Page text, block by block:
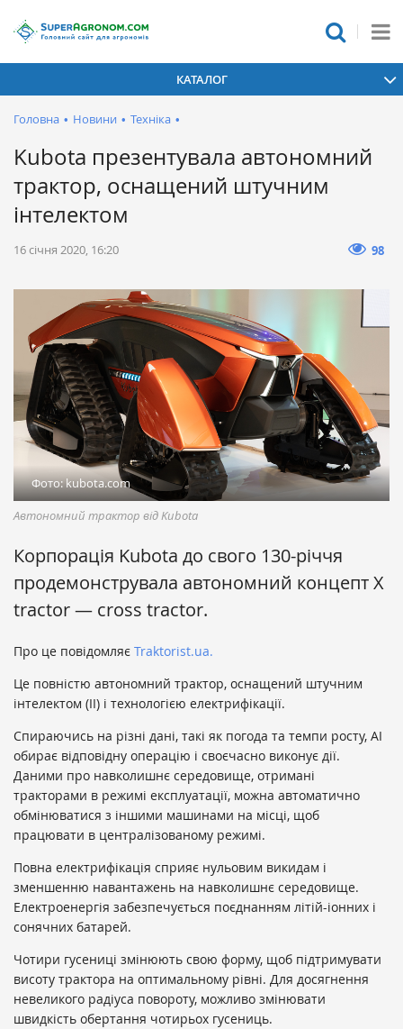
КАТАЛОГ
Головна • Новини • Техніка •
Kubota презентувала автономний
трактор, оснащений штучним
інтелектом
16 січня 2020, 16:20 98
Фото: kubota.com
Автономний трактор від Kubota
Корпорація Kubota до свого 130-річчя
продемонструвала автономний концепт X
tractor — cross tractor.
Про це повідомляє Traktorist.ua.
Це повністю автономний трактор, оснащений штучним
інтелектом (ІІ) і технологією електрифікації.
Спираючись на різні дані, такі як погода та темпи росту, AI
обирає відповідну операцію і своєчасно виконує дії.
Даними про навколишнє середовище, отримані
тракторами в режимі експлуатації, можна автоматично
обмінюватися з іншими машинами на місці, щоб
працювати в централізованому режимі.
Повна електрифікація сприяє нульовим викидам і
зменшенню навантажень на навколишнє середовище.
Електроенергія забезпечується поєднанням літій-іонних і
сонячних батарей.
Чотири гусениці змінюють свою форму, щоб підтримувати
висоту трактора на оптимальному рівні. Для досягнення
невеликого радіуса повороту, можливо змінювати
швидкість обертання чотирьох гусениць.